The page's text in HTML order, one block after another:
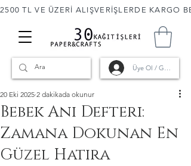
2500 TL VE ÜZERİ ALIŞVERİŞLERDE
Üye Ol / Giriş
Bebek Anı Defteri:
Zamana Dokunan En
Güzel Hatıra
20 Eki 2025 2 dakikada okunur